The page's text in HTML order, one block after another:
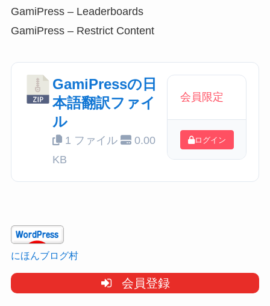
GamiPress – Leaderboards
GamiPress – Restrict Content
GamiPressの日
本語翻訳ファイ
ル
1 ファイル
0.00
KB
会員限定
ログイン
にほんブログ村
会員登録